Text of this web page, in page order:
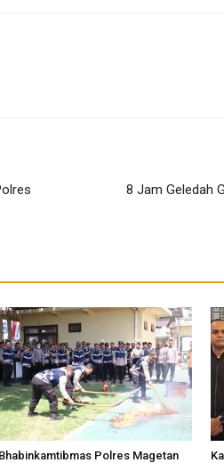
8 Jam Geledah
Bhabinkamtibmas Polres Magetan